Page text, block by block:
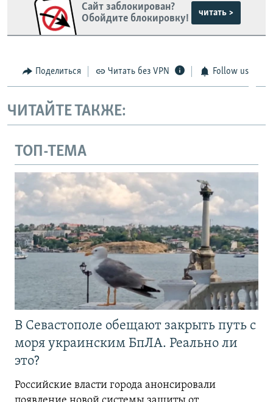
Сайт заблокирован?
Обойдите блокировку!
читать >
Поделиться Читать без VPN Follow us
ЧИТАЙТЕ ТАКЖЕ:
ТОП-ТЕМА
В Севастополе обещают закрыть путь с
моря украинским БпЛА. Реально ли
это?
Российские власти города анонсировали